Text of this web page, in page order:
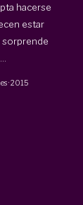
hacerse
estar
sorprende
·2015